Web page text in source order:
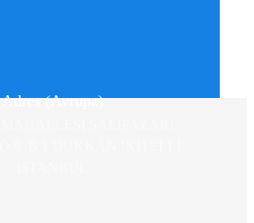
Adres (Avrupa)